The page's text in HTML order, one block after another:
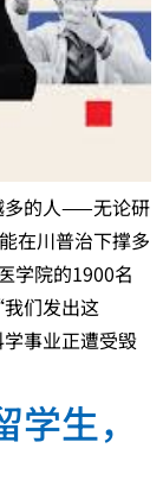
多的人——无论研
在川普治下撑多
学院的1900名
们发出这
事业正遭受毁
生，